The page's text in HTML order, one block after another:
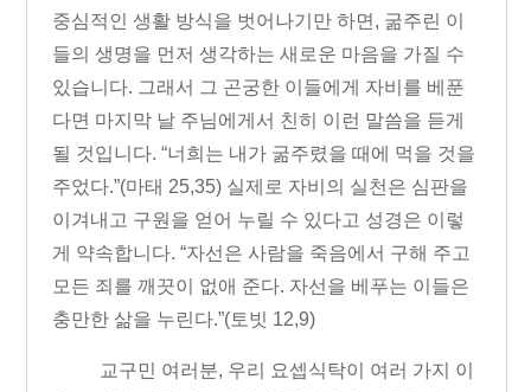
중심적인 생활 방식을 벗어나기만 하면 , 굶주린 이
들의 생명을 먼저 생각하는 새로운 마음을 가질 수
있습니다. 그래서 그 곤궁한 이들에게 자비를 베푼
다면 마지막 날 주님에게서 친히 이런 말씀을 듣게
될 것입니다. “너희는 내가 굶주렸을 때에 먹을 것을
주었다.”(마태 25,35) 실제로 자비의 실천은 심판을
이겨내고 구원을 얻어 누릴 수 있다고 성경은 이렇
게 약속합니다. “자선은 사람을 죽음에서 구해 주고
모든 죄를 깨끗이 없애 준다. 자선을 베푸는 이들은
충만한 삶을 누린다.”(토빗 12,9)
교구민 여러분, 우리 요셉식탁이 여러 가지 이